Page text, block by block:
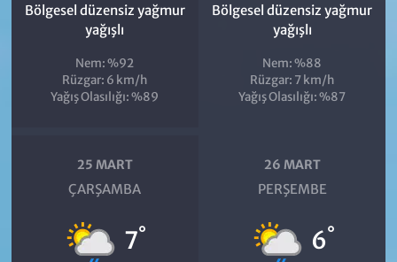
Bölgesel düzensiz yağmur
yağışlı
Nem: %92
Rüzgar: 6 km/h
Yağış Olasılığı: %89
Bölgesel düzensiz yağmur
yağışlı
Nem: %88
Rüzgar: 7 km/h
Yağış Olasılığı: %87
25 MART
ÇARŞAMBA
7°
26 MART
PERŞEMBE
6°